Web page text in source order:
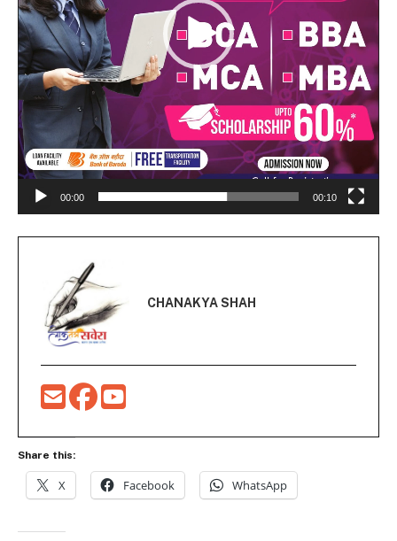
00:00 00:10
CHANAKYA SHAH
Share this:
X Facebook WhatsApp